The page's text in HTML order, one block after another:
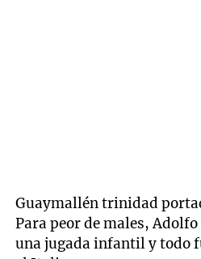
Guaymallén trinidad
Para peor de males,
una jugada infantil y todo